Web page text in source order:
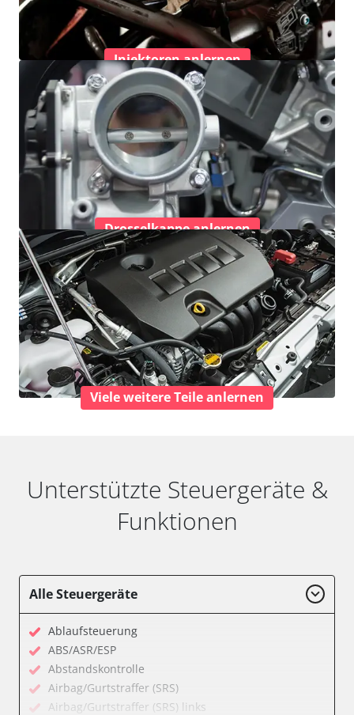
Injektoren anlernen
Drosselkappe anlernen
Viele weitere Teile anlernen
Unterstützte Steuergeräte &
Funktionen
Alle Steuergeräte
Ablaufsteuerung
ABS/ASR/ESP
Abstandskontrolle
Airbag/Gurtstraffer (SRS)
Airbag/Gurtstraffer (SRS) links